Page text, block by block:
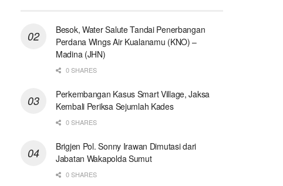
Besok, Water Salute Tandai Penerbangan
Perdana Wings Air Kualanamu (KNO) –
Madina (JHN)
0 SHARES
Perkembangan Kasus Smart Village, Jaksa
Kembali Periksa Sejumlah Kades
0 SHARES
Brigjen Pol. Sonny Irawan Dimutasi dari
Jabatan Wakapolda Sumut
0 SHARES